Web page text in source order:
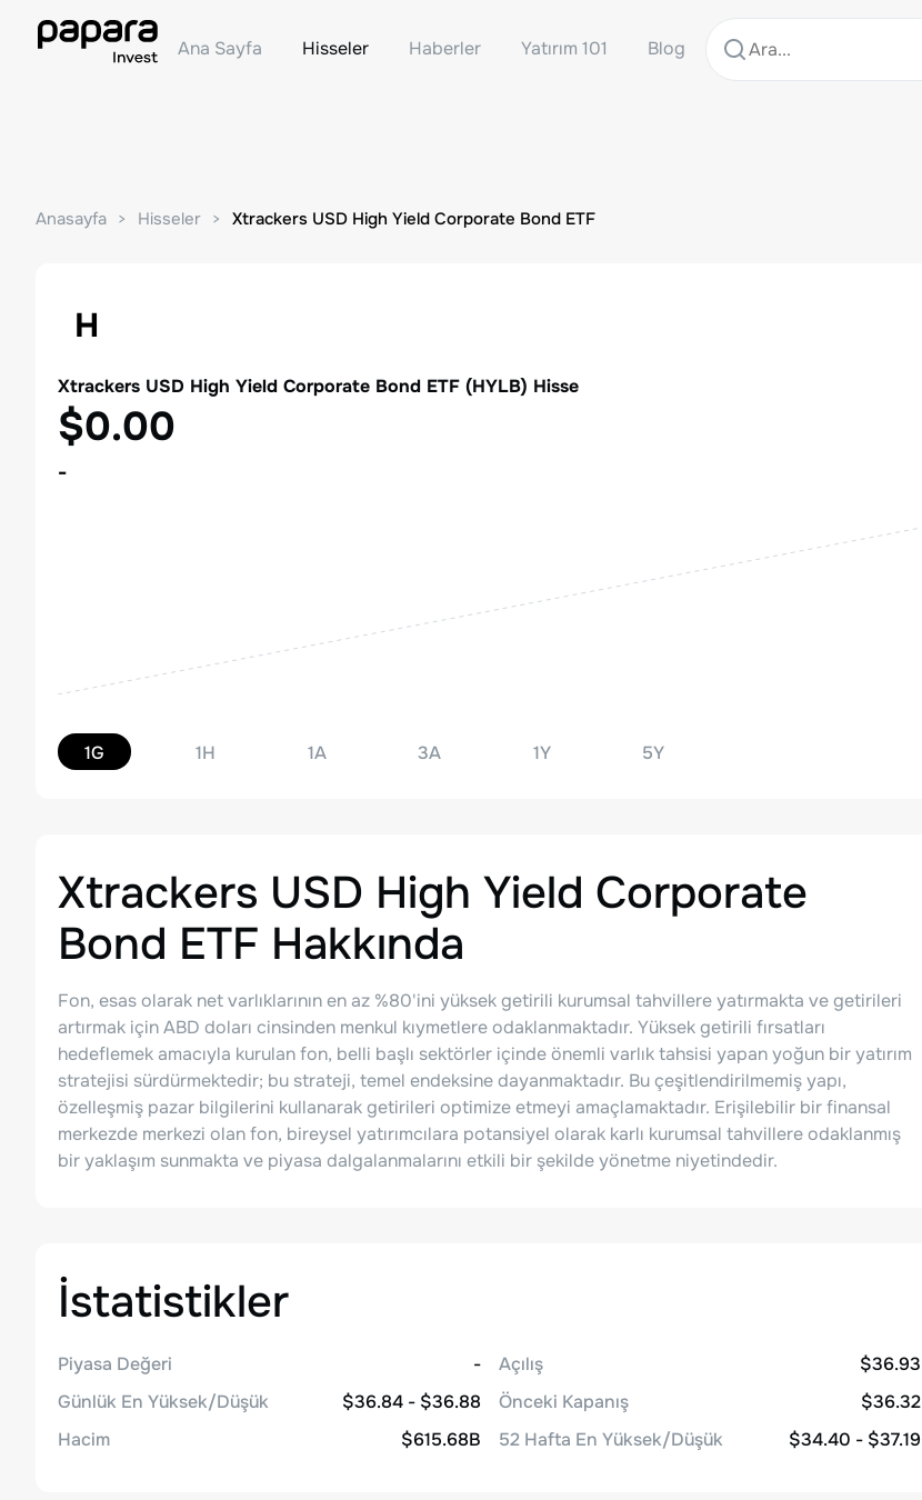
Ana Sayfa Hisseler Haberler Yatırım 101 Blog
Anasayfa Hisseler Xtrackers USD High Yield Corporate Bond ETF
H
Xtrackers USD High Yield Corporate Bond ETF (HYLB) Hisse
$0.00
-
1G 1H 1A 3A 1Y 5Y
Xtrackers USD High Yield Corporate
Bond ETF Hakkında
Fon, esas olarak net varlıklarının en az %80'ini yüksek getirili kurumsal tahvillere yatırmakta ve getirileri
artırmak için ABD doları cinsinden menkul kıymetlere odaklanmaktadır. Yüksek getirili fırsatları
hedeflemek amacıyla kurulan fon, belli başlı sektörler içinde önemli varlık tahsisi yapan yoğun bir yatırım
stratejisi sürdürmektedir; bu strateji, temel endeksine dayanmaktadır. Bu çeşitlendirilmemiş yapı,
özelleşmiş pazar bilgilerini kullanarak getirileri optimize etmeyi amaçlamaktadır. Erişilebilir bir finansal
merkezde merkezi olan fon, bireysel yatırımcılara potansiyel olarak karlı kurumsal tahvillere odaklanmış
bir yaklaşım sunmakta ve piyasa dalgalanmalarını etkili bir şekilde yönetme niyetindedir.
İstatistikler
Piyasa Değeri
-
Günlük En Yüksek/Düşük
$36.84 - $36.88
Hacim
$615.68B
Açılış
$36.93
Önceki Kapanış
$36.32
52 Hafta En Yüksek/Düşük
$34.40 - $37.19